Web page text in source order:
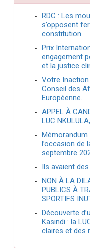
RDC : Les
s’opposent
constitution
Prix
engagement
et la justice
Votre Inaction
Conseil des
Européenne.
APPEL À
LUC
l’occasion de
septembre
Ils avaient
NON À LA
PUBLICS À
SPORTIFS
Découverte
Kasindi : la
claires et des